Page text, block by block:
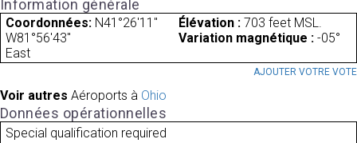
Information générale
Coordonnées: N41°26'11"
W81°56'43"
Élévation : 703 feet MSL.
Variation magnétique : -05°
East
AJOUTER VOTRE VOTE
Voir autres Aéroports à Ohio
Données opérationnelles
Special qualification required